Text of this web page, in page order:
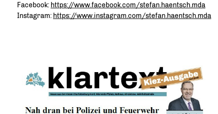
Facebook: https://www.facebook.com/stefan.haentsch.mda
Instagram: https://www.instagram.com/stefan.haentsch.mda